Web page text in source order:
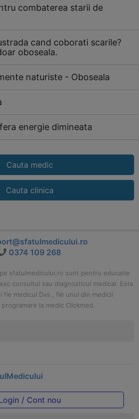
combaterea starii de
cand coborati scarile?
oboseala.
naturiste - Oboseala
energie dimineata
Cauta medic
Cauta clinica
0374 109 268
sfatulmedicului.ro sunt pentru educatie
consultul sau diagnosticul medical. Este
fie medicul Dvs., fie unul din medicii
la medic Clickmed.
/ Cont nou